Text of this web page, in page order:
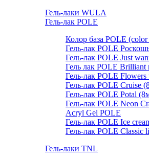
Гель-лаки WULA
Гель-лак POLE
Колор база POLE (color
Гель-лак POLE
Гель-лак POLE Just
Гель лак POLE Brilliant
Гель-лак POLE Flowers
Гель-лак POLE Cruise
Гель-лак POLE Potal
Гель-лак POLE Neon
Acryl Gel POLE
Гель-лак POLE Ice
Гель-лак POLE Classic
Гель-лаки TNL